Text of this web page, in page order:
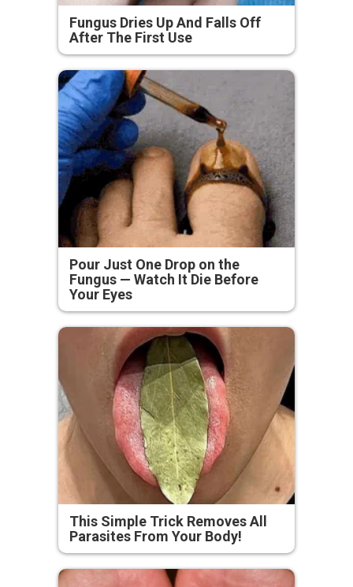
Fungus Dries Up And Falls Off
After The First Use
Pour Just One Drop on the
Fungus — Watch It Die Before
Your Eyes
This Simple Trick Removes All
Parasites From Your Body!